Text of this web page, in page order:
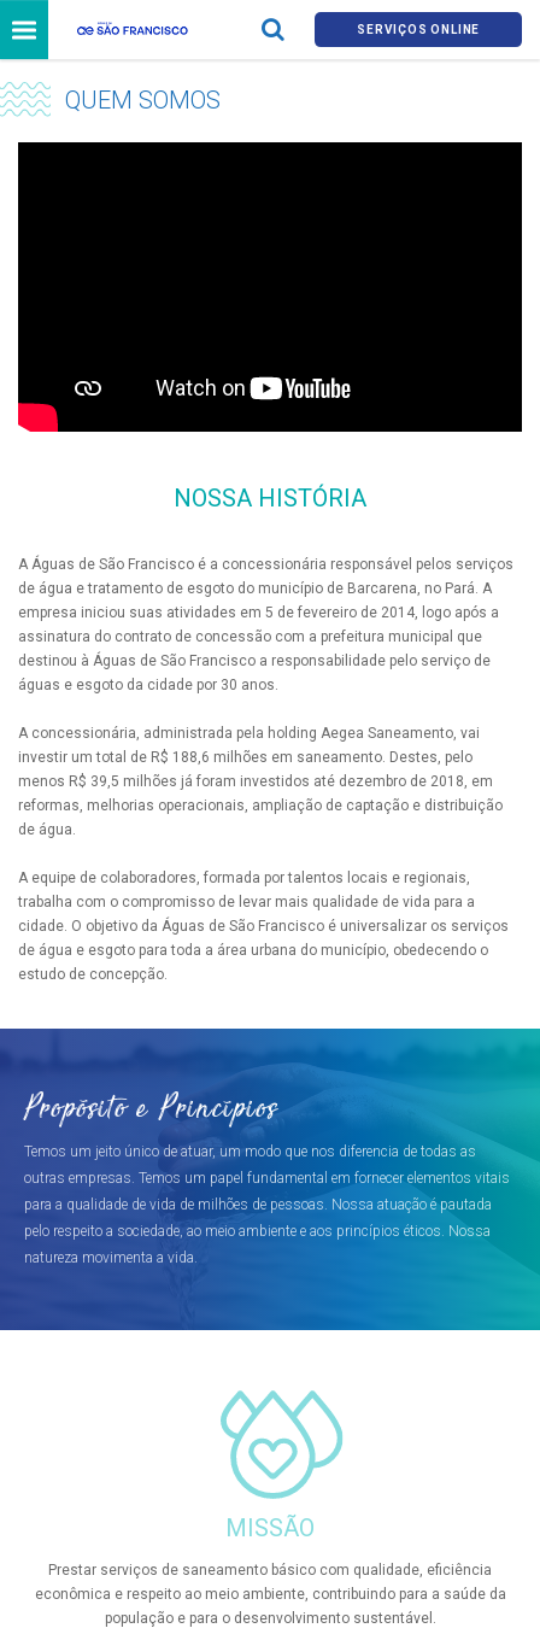
SERVIÇOS ONLINE
QUEM SOMOS
NOSSA HISTÓRIA
A Águas de São Francisco é a concessionária responsável pelos serviços
de água e tratamento de esgoto do município de Barcarena, no Pará. A
empresa iniciou suas atividades em 5 de fevereiro de 2014, logo após a
assinatura do contrato de concessão com a prefeitura municipal que
destinou à Águas de São Francisco a responsabilidade pelo serviço de
águas e esgoto da cidade por 30 anos.
A concessionária, administrada pela holding Aegea Saneamento, vai
investir um total de R$ 188,6 milhões em saneamento. Destes, pelo
menos R$ 39,5 milhões já foram investidos até dezembro de 2018, em
reformas, melhorias operacionais, ampliação de captação e distribuição
de água.
A equipe de colaboradores, formada por talentos locais e regionais,
trabalha com o compromisso de levar mais qualidade de vida para a
cidade. O objetivo da Águas de São Francisco é universalizar os serviços
de água e esgoto para toda a área urbana do município, obedecendo o
estudo de concepção.
Propósito e Princípios
Temos um jeito único de atuar, um modo que nos diferencia de todas as
outras empresas. Temos um papel fundamental em fornecer elementos vitais
para a qualidade de vida de milhões de pessoas. Nossa atuação é pautada
pelo respeito a sociedade, ao meio ambiente e aos princípios éticos. Nossa
natureza movimenta a vida.
MISSÃO
Prestar serviços de saneamento básico com qualidade, eficiência
econômica e respeito ao meio ambiente, contribuindo para a saúde da
população e para o desenvolvimento sustentável.